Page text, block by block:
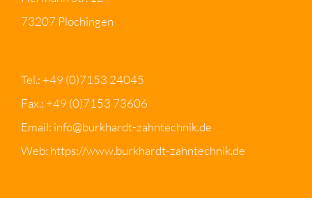
73207 Plochingen
Tel.: +49 (0)7153 24045
Fax.: +49 (0)7153 73606
Email: info@burkhardt-zahntechnik.de
Web: https://www.burkhardt-zahntechnik.de